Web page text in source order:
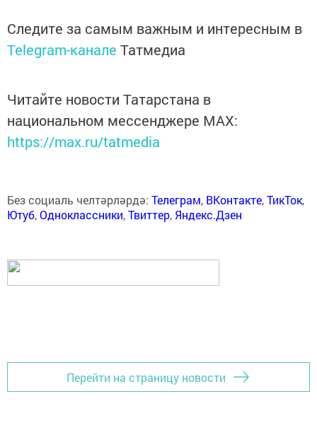
Следите за самым важным и интересным в
Telegram-канале Татмедиа
Читайте новости Татарстана в
национальном мессенджере MАХ:
https://max.ru/tatmedia
Без социаль челтәрләрдә: Телеграм, ВКонтакте,ТикТок,
Ютуб,Одноклассники,Твиттер, Яндекс.Дзен
Перейти на страницу новости